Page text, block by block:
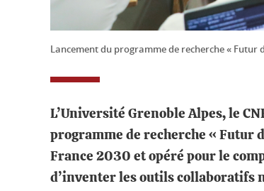
Lancement du programme de recherche «
L’Université Grenoble Alpes, le
programme de recherche « Futur
France 2030 et opéré pour le
d’inventer les outils collaboratifs